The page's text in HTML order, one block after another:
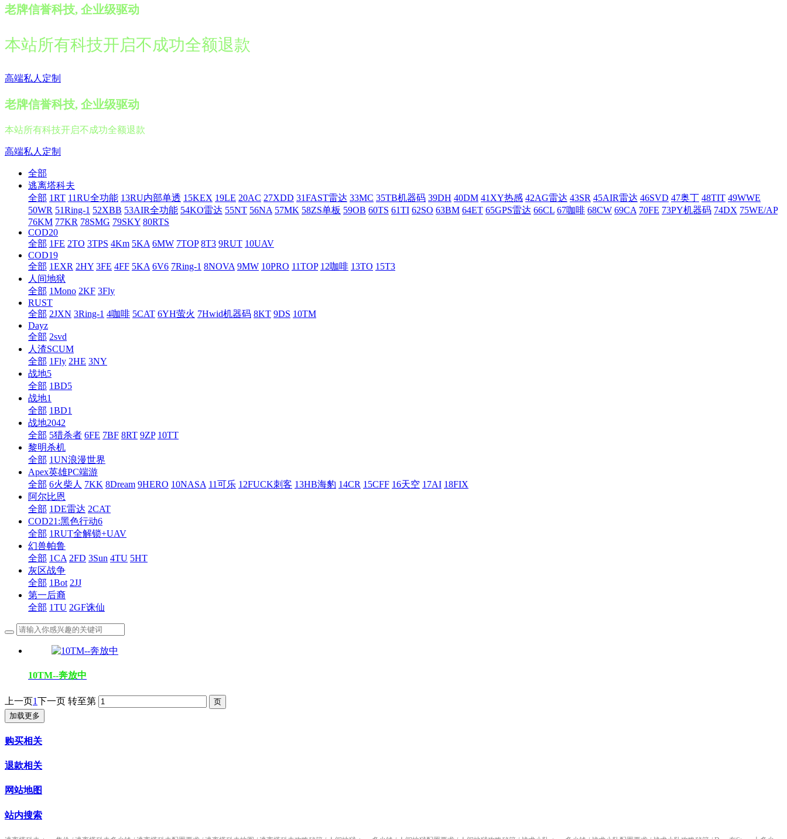
老牌信誉科技, 企业级驱动
本站所有科技开启不成功全额退款
高端私人定制
老牌信誉科技, 企业级驱动
本站所有科技开启不成功全额退款
高端私人定制
全部
逃离塔科夫
全部 1RT 11RU全功能 13RU内部单透 15KEX 19LE 20AC 27XDD 31FAST雷达 33MC 35TB机器码 39DH 40DM 41XY热感 42AG雷达 43SR 45AIR雷达 46SVD 47奥丁 48TIT 49WWE
50WR 51Ring-1 52XBB 53AIR全功能 54KO雷达 55NT 56NA 57MK 58ZS单板 59OB 60TS 61TI 62SO 63BM 64ET 65GPS雷达 66CL 67咖啡 68CW 69CA 70FE 73PY机器码 74DX 75WE/AP
76KM 77KR 78SMG 79SKY 80RTS
COD20
全部 1FE 2TO 3TPS 4Km 5KA 6MW 7TOP 8T3 9RUT 10UAV
COD19
全部 1EXR 2HY 3FE 4FF 5KA 6V6 7Ring-1 8NOVA 9MW 10PRO 11TOP 12咖啡 13TO 15T3
人间地狱
全部 1Mono 2KF 3Fly
RUST
全部 2JXN 3Ring-1 4咖啡 5CAT 6YH萤火 7Hwid机器码 8KT 9DS 10TM
Dayz
全部 2svd
人渣SCUM
全部 1Fly 2HE 3NY
战地5
全部 1BD5
战地1
全部 1BD1
战地2042
全部 5猎杀者 6FE 7BF 8RT 9ZP 10TT
黎明杀机
全部 1UN浪漫世界
Apex英雄PC端游
全部 6火柴人 7KK 8Dream 9HERO 10NASA 11可乐 12FUCK刺客 13HB海豹 14CR 15CFF 16天空 17AI 18FIX
阿尔比恩
全部 1DE雷达 2CAT
COD21:黑色行动6
全部 1RUT全解锁+UAV
幻兽帕鲁
全部 1CA 2FD 3Sun 4TU 5HT
灰区战争
全部 1Bot 2JJ
第一后裔
全部 1TU 2GF诛仙
10TM--奔放中
上一页1下一页 转至第
加载更多
购买相关
退款相关
网站地图
站内搜索